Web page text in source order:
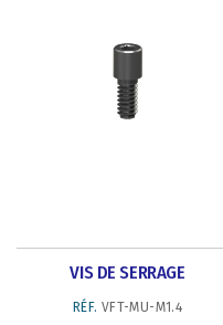
VIS DE SERRAGE
RÉF. VFT-MU-M1.4